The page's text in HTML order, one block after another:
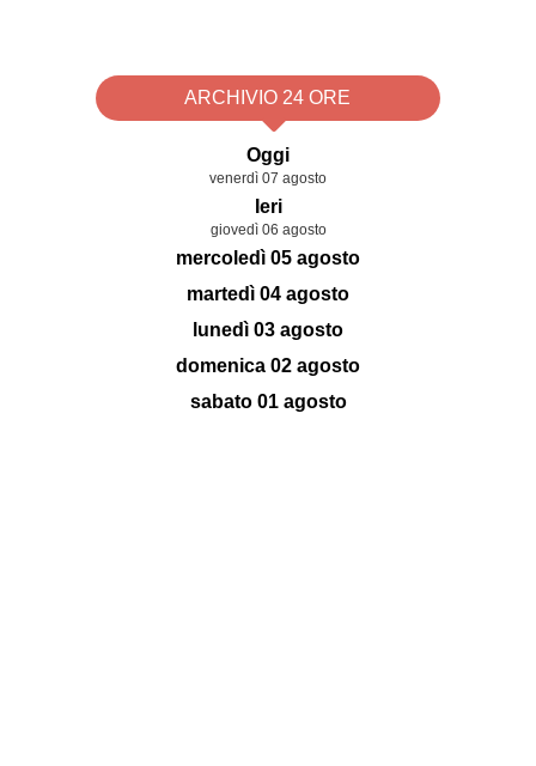
ARCHIVIO 24 ORE
Oggi
venerdì 07 agosto
Ieri
giovedì 06 agosto
mercoledì 05 agosto
martedì 04 agosto
lunedì 03 agosto
domenica 02 agosto
sabato 01 agosto